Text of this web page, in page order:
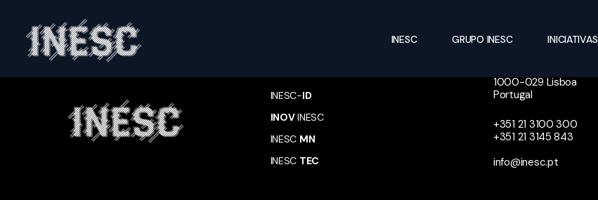
INESC GRUPO INESC INICIATIVAS
INESC-ID
INOVINESC
INESC MN
INESC TEC
1000-029 Lisboa
Portugal
+351 21 3100 300
+351 21 3145 843
info@inesc.pt